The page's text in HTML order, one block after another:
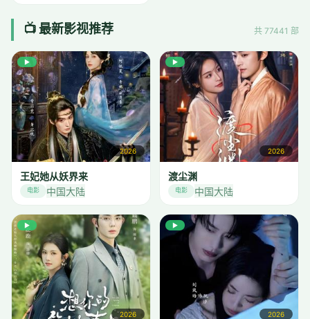
📺 最新影视推荐 共 77441 部
2026
▶
王妃她从妖界来
电影 中国大陆
2026
▶
渡尘渊
电影 中国大陆
2026
▶
2026
▶